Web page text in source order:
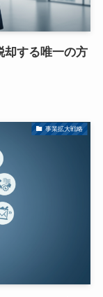
却する唯一の方
事業拡大戦略